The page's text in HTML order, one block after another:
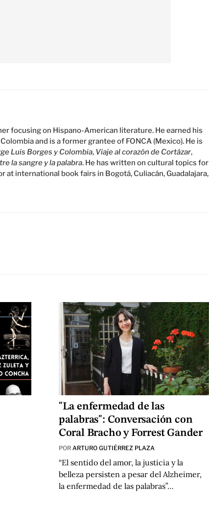
focusing on Hispano-American literature. He earned his
and is a former grantee of FONCA (Mexico). He is
Luis Borges y Colombia, Viaje al corazón de Cortázar,
la sangre y la palabra. He has written on cultural topics for
at international book fairs in Bogotá, Culiacán, Guadalajara,
"La enfermedad de las
palabras": Conversación con
Coral Bracho y Forrest Gander
POR ARTURO GUTIÉRREZ PLAZA
“El sentido del amor, la justicia y la
belleza persisten a pesar del Alzheimer,
la enfermedad de las palabras”…